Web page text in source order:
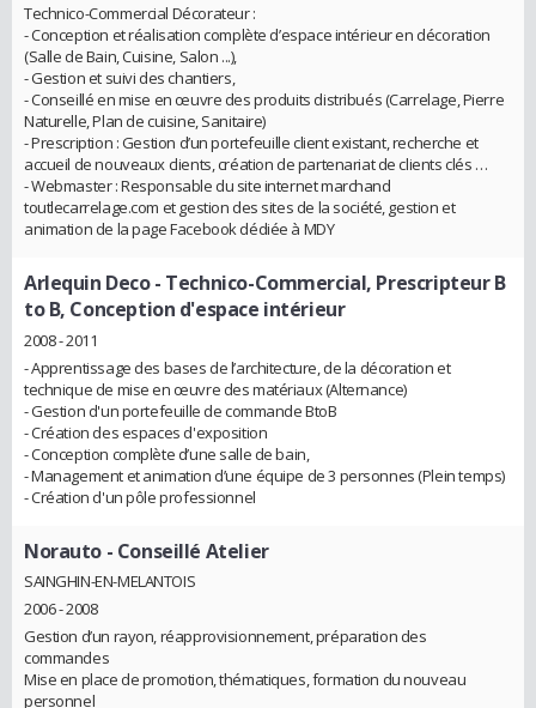
Technico-Commercial Décorateur :
- Conception et réalisation complète d’espace intérieur en décoration
(Salle de Bain, Cuisine, Salon ...),
- Gestion et suivi des chantiers,
- Conseillé en mise en œuvre des produits distribués (Carrelage, Pierre
Naturelle, Plan de cuisine, Sanitaire)
- Prescription : Gestion d’un portefeuille client existant, recherche et
accueil de nouveaux clients, création de partenariat de clients clés …
- Webmaster : Responsable du site internet marchand
toutlecarrelage.com et gestion des sites de la société, gestion et
animation de la page Facebook dédiée à MDY
Arlequin Deco- Technico-Commercial, Prescripteur B
to B, Conception d'espace intérieur
2008 - 2011
- Apprentissage des bases de l’architecture, de la décoration et
technique de mise en œuvre des matériaux (Alternance)
- Gestion d'un portefeuille de commande BtoB
- Création des espaces d'exposition
- Conception complète d’une salle de bain,
- Management et animation d’une équipe de 3 personnes (Plein temps)
- Création d'un pôle professionnel
Norauto - Conseillé Atelier
SAINGHIN-EN-MELANTOIS
2006 - 2008
Gestion d’un rayon, réapprovisionnement, préparation des
commandes
Mise en place de promotion, thématiques, formation du nouveau
personnel